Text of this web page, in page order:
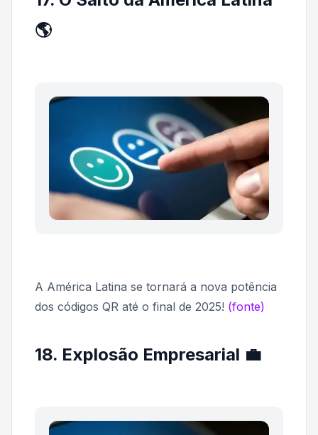
🌎
A América Latina se tornará a nova potência
dos códigos QR até o final de 2025! (fonte)
18. Explosão Empresarial 💼